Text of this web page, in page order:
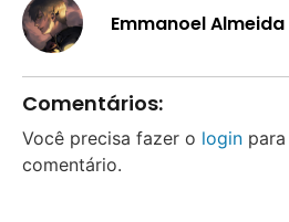
Emmanoel Almeida
Comentários:
Você precisa fazer o login
comentário.